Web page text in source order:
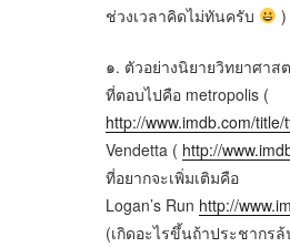
ช่วงเวลาคิดไม่ทันครับ
)
๑. ตัวอย่างนิยายวิทยาศาส
ที่ตอบไปคือ metropolis (
http://www.imdb.com/
Vendetta ( http://
ที่อยากจะเพิ่มเติมคือ
Logan’s Run http://
(เกิดอะไรขึ้นถ้าประชากร